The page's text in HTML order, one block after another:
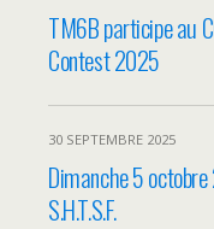
TM6B participe au
Contest 2025
30 SEPTEMBRE 2025
Dimanche 5
S.H.T.S.F.